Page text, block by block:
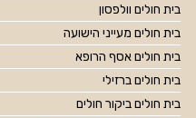
בית חולים וולפסון
בית חולים מעייני הישועה
בית חולים אסף הרופא
בית חולים ברזילי
בית חולים ביקור חולים